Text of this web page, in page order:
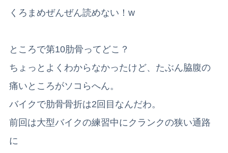
くろまめぜんぜん読めない！w
ところで第10肋骨ってどこ？
ちょっとよくわからなかったけど、たぶん脇腹の
痛いところがソコらへん。
バイクで肋骨骨折は2回目なんだわ。
前回は大型バイクの練習中にクランクの狭い通路
に